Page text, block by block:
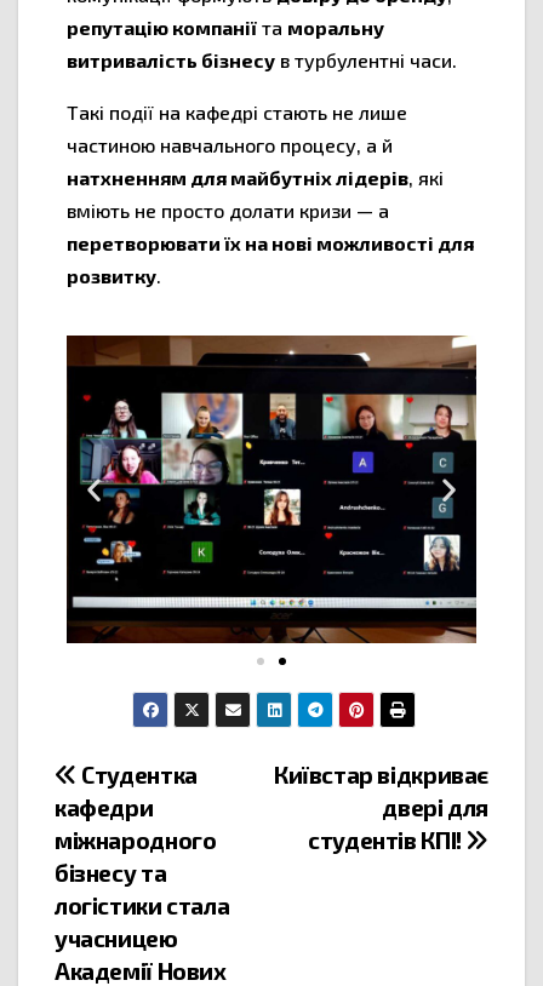
репутацію компанії та моральну
витривалість бізнесу в турбулентні часи.
Такі події на кафедрі стають не лише
частиною навчального процесу, а й
натхненням для майбутніх лідерів, які
вміють не просто долати кризи — а
перетворювати їх на нові можливості для
розвитку.
Київстар відкриває
двері для
студентів КПІ!
Студентка
кафедри
міжнародного
бізнесу та
логістики стала
учасницею
Академії Нових